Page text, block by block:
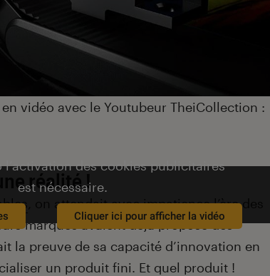
vidéo avec le Youtubeur TheiCollection :
l’activation des cookies publicitaires
est nécessaire.
Cliquer ici pour afficher la vidéo
réalité !
, on attendait avec impatience l’ère des
marques avaient déjà proposé des
la preuve de sa capacité d’innovation en
un produit fini. Et quel produit !